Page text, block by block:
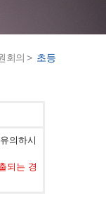
회의 > 초등
의하시
되는 경